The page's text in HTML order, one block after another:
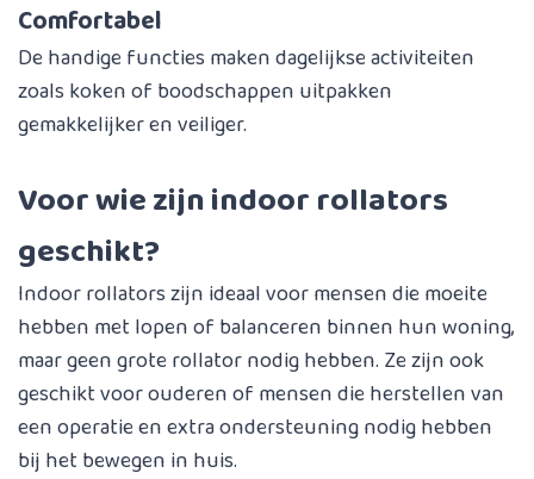
Comfortabel
De handige functies maken dagelijkse activiteiten
zoals koken of boodschappen uitpakken
gemakkelijker en veiliger.
Voor wie zijn indoor rollators
geschikt?
Indoor rollators zijn ideaal voor mensen die moeite
hebben met lopen of balanceren binnen hun woning,
maar geen grote rollator nodig hebben. Ze zijn ook
geschikt voor ouderen of mensen die herstellen van
een operatie en extra ondersteuning nodig hebben
bij het bewegen in huis.